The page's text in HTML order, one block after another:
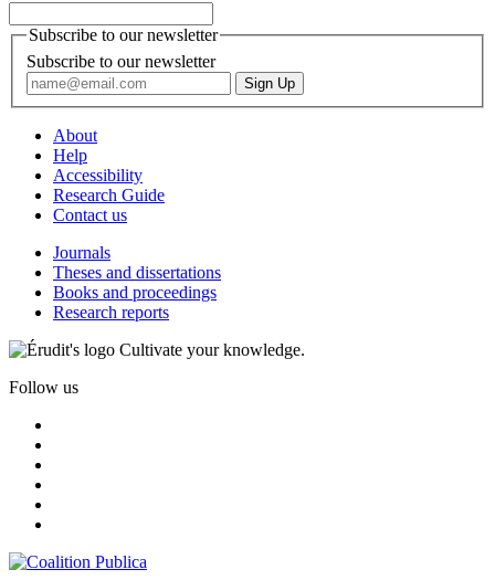
Subscribe to our newsletter
Subscribe to our newsletter
About
Help
Accessibility
Research Guide
Contact us
Journals
Theses and dissertations
Books and proceedings
Research reports
Cultivate your knowledge.
Follow us